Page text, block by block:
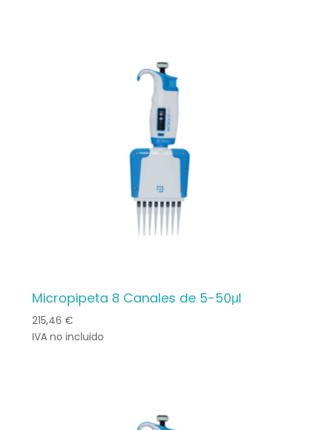
Micropipeta 8 Canales de 5-50μl
215,46 €
IVA no incluido